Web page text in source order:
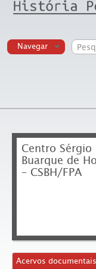
Navegar
Centro Sérgio
Buarque de
– CSBH/FPA
Acervos documentais